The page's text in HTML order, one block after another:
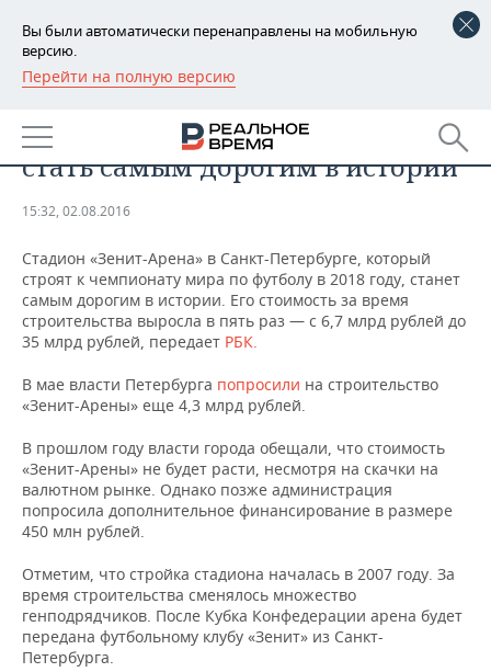
Вы были автоматически перенаправлены на мобильную
версию.
Перейти на полную версию
РЕГИОНЫ
БАШКОРТОСТАН
ТАТАРСТАН
НОВОСТИ
АНАЛИТИКА
ДЕКЛАРАЦИИ О ДОХОДАХ
КОРОЛИ ГОСЗАКАЗА ПФО
ВУЗЫ ТАТАРСТАНА
ТОРГОВЫЕ ЦЕНТРЫ
ТАТАРСТАНА
НОВОСТИ ЭКОНОМИКИ
ФИНАНСЫ
БАНКИ
ИНВЕСТИЦИИ
ПРОМЫШЛЕННОСТЬ
НОВОСТИ
ПРОМЫШЛЕННОСТИ
АГРОПРОМ
МАШИНОСТРОЕНИЕ
НЕФТЕХИМИЯ
ОПК
ЭНЕРГЕТИКА
НЕДВИЖИМОСТЬ
НОВОСТИ НЕДВИЖИМОСТИ
АВТО
НОВОСТИ БИЗНЕСА
РОЗНИЧНАЯ ТОРГОВЛЯ
ТРАНСПОРТ
УСЛУГИ
ТЕХНОЛОГИИ
НОВОСТИ ТЕХНОЛОГИЙ
IT
МЕДИА
МЕРОПРИЯТИЯ
НОВОСТИ МЕРОПРИЯТИЙ
ВЫЕЗДНАЯ РЕДАКЦИЯ
СПОРТ
НОВОСТИ СПОРТА
ОБЩЕСТВО
Стадион «Зенит-Арена» может
стать самым дорогим в истории
15:32, 02.08.2016
Стадион «Зенит-Арена» в Санкт-Петербурге, который
строят к чемпионату мира по футболу в 2018 году, станет
самым дорогим в истории. Его стоимость за время
строительства выросла в пять раз — с 6,7 млрд рублей до
35 млрд рублей, передает РБК.
В мае власти Петербурга попросили на строительство
«Зенит-Арены» еще 4,3 млрд рублей.
В прошлом году власти города обещали, что стоимость
«Зенит-Арены» не будет расти, несмотря на скачки на
валютном рынке. Однако позже администрация
попросила дополнительное финансирование в размере
450 млн рублей.
Отметим, что стройка стадиона началась в 2007 году. За
время строительства сменялось множество
генподрядчиков. После Кубка Конфедерации арена будет
передана футбольному клубу «Зенит» из Санкт-
Петербурга.